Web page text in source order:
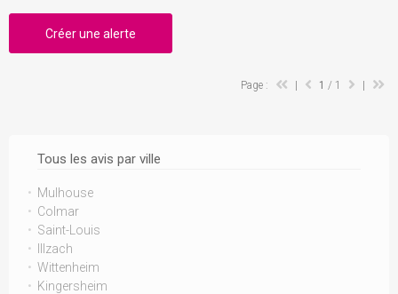
Tous les avis par ville
Mulhouse
Colmar
Saint-Louis
Illzach
Wittenheim
Kingersheim
Créer une alerte
Page : 1 / 1